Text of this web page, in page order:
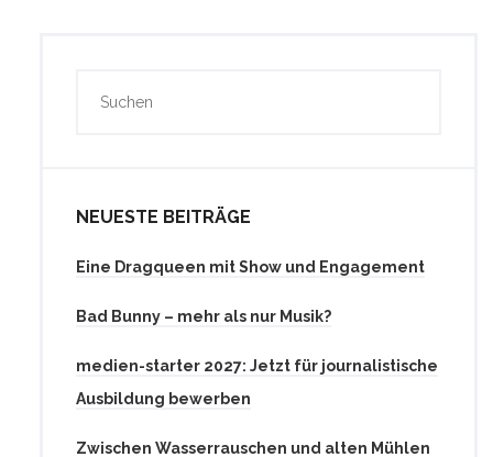
NEUESTE BEITRÄGE
Eine Dragqueen mit Show und Engagement
Bad Bunny – mehr als nur Musik?
medien-starter 2027: Jetzt für journalistische
Ausbildung bewerben
Zwischen Wasserrauschen und alten Mühlen